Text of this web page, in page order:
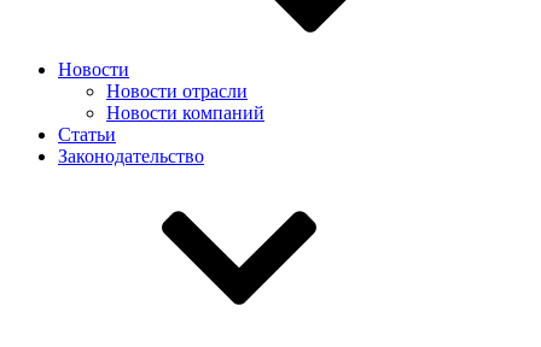
Новости
Новости отрасли
Новости компаний
Статьи
Законодательство